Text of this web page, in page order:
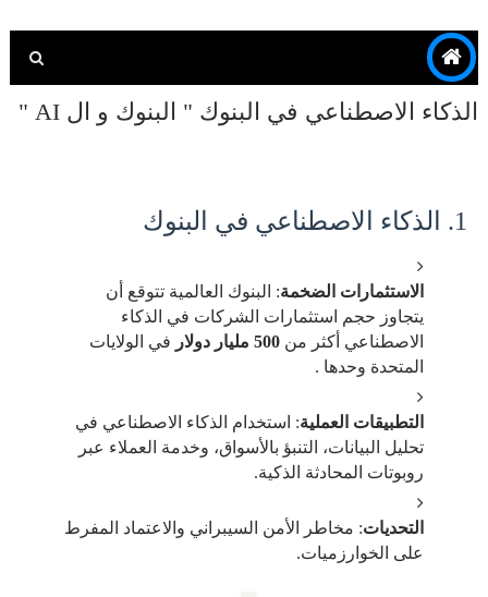
الذكاء الاصطناعي في البنوك " البنوك و ال AI "
1. الذكاء الاصطناعي في البنوك
الاستثمارات الضخمة: البنوك العالمية تتوقع أن
يتجاوز حجم استثمارات الشركات في الذكاء
الاصطناعي أكثر من 500 مليار دولار
في الولايات
المتحدة وحدها .
التطبيقات العملية: استخدام الذكاء الاصطناعي في
تحليل البيانات، التنبؤ بالأسواق، وخدمة العملاء عبر
روبوتات المحادثة الذكية.
التحديات: مخاطر الأمن السيبراني والاعتماد المفرط
على الخوارزميات.